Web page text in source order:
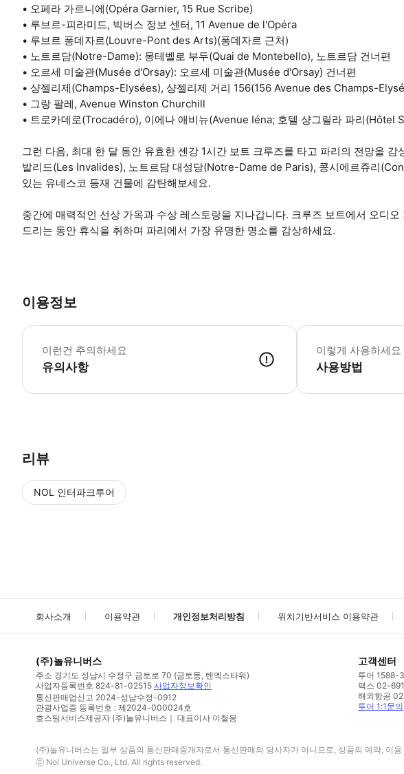
• 오페라 가르니에(Opéra Garnier, 15 Rue Scribe)
• 루브르-피라미드, 빅버스 정보 센터, 11 Avenue de l'Opéra
• 루브르 퐁데자르(Louvre-Pont des Arts)(퐁데자르 근처)
• 노트르담(Notre-Dame): 몽테벨로 부두(Quai de Montebello), 노트르담 건너편
• 오르세 미술관(Musée d'Orsay): 오르세 미술관(Musée d'Orsay) 건너편
• 샹젤리제(Champs-Elysées), 샹젤리제 거리 156(156 Avenue des Champs-
• 그랑 팔레, Avenue Winston Churchill
• 트로카데로(Trocadéro), 이에나 애비뉴(Avenue Iéna; 호텔 샹그릴라 파리(Hôtel
그런 다음, 최대 한 달 동안 유효한 센강 1시간 보트 크루즈를 타고 파리의 전망을 감
발리드(Les Invalides), 노트르담 대성당(Notre-Dame de Paris), 콩시에르쥬리
있는 유네스코 등재 건물에 감탄해보세요.
중간에 매력적인 선상 가옥과 수상 레스토랑을 지나갑니다. 크루즈 보트에서 오디
드리는 동안 휴식을 취하며 파리에서 가장 유명한 명소를 감상하세요.
이용정보
이런건 주의하세요
유의사항
성수기에는 보안 검색과
이렇게 사용하세요
사용방법
리뷰
NOL 인터파크투어
회사소개 이용약관 개인정보처리방침 위치기반서비스 이용약관
(주)놀유니버스
주소 경기도 성남시 수정구 금토로 70 (금토동, 텐엑스타워)
사업자등록번호 824-81-02515 사업자정보확인
통신판매업신고 2024-성남수정-0912
관광사업증 등록번호 : 제2024-000024호
호스팅서비스제공자 (주)놀유니버스｜ 대표이사 이철웅
고객센터
투어 1588-
팩스 02-
해외항공
투어 1:1문의
(주)놀유니버스는 일부 상품의 통신판매중개자로서 통신판매의 당사자가 아니므로, 상품의 예약, 이
ⓒ Nol Universe Co., Ltd. All rights reserved.